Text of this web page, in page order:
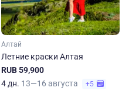
Алтай
Летние краски Алтая
RUB 59,900
4 дн. 13—16 августа +5